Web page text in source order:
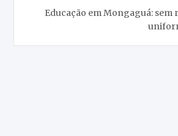
Educação em Mongaguá: sem